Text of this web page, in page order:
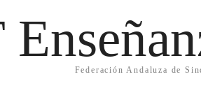
Federación Andaluza de